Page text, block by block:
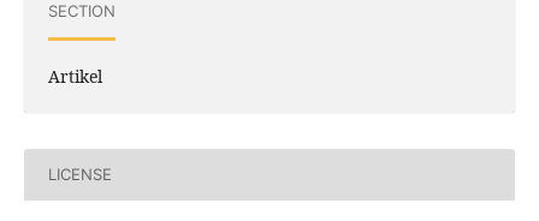
SECTION
Artikel
LICENSE